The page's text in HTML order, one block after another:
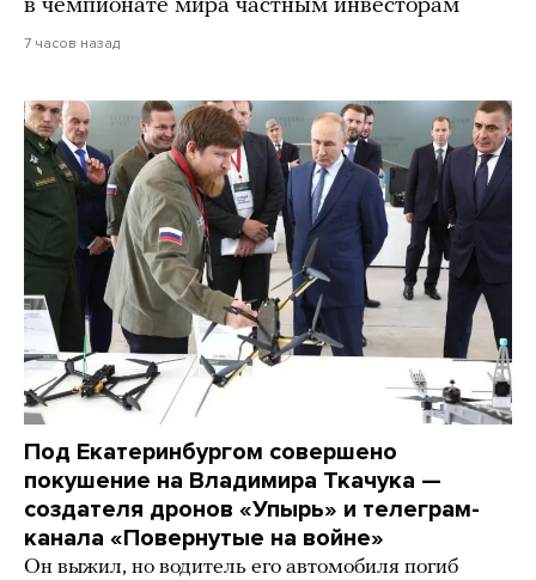
в чемпионате мира частным инвесторам
7 часов назад
Под Екатеринбургом совершено
покушение на Владимира Ткачука —
создателя дронов «Упырь» и телеграм-
канала «Повернутые на войне»
Он выжил, но водитель его автомобиля погиб